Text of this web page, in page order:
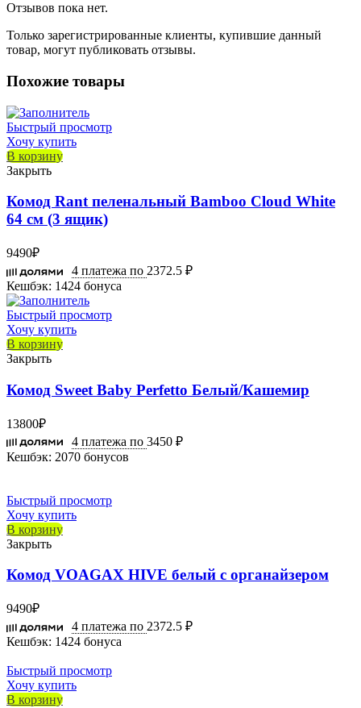
Отзывов пока нет.
Только зарегистрированные клиенты, купившие данный
товар, могут публиковать отзывы.
Похожие товары
Быстрый просмотр
Хочу купить
В корзину
Закрыть
Комод Rant пеленальный Bamboo Cloud White
64 см (3 ящик)
9490₽
4 платежа по 2372.5 ₽
Кешбэк: 1424 бонуса
Быстрый просмотр
Хочу купить
В корзину
Закрыть
Комод Sweet Baby Perfetto Белый/Кашемир
13800₽
4 платежа по 3450 ₽
Кешбэк: 2070 бонусов
Быстрый просмотр
Хочу купить
В корзину
Закрыть
Комод VOAGAX HIVE белый c органайзером
9490₽
4 платежа по 2372.5 ₽
Кешбэк: 1424 бонуса
Быстрый просмотр
Хочу купить
В корзину